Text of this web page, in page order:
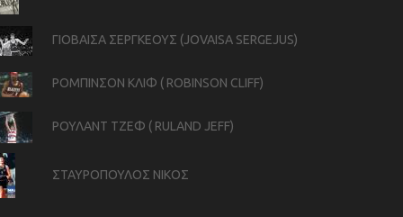
ΓΙΟΒΑΙΣΑ ΣΕΡΓΚΕΟΥΣ (JOVAISA SERGEJUS)
ΡΟΜΠΙΝΣΟΝ ΚΛΙΦ ( ROBINSON CLIFF)
ΡΟΥΛΑΝΤ ΤΖΕΦ ( RULAND JEFF)
ΣΤΑΥΡΟΠΟΥΛΟΣ ΝΙΚΟΣ